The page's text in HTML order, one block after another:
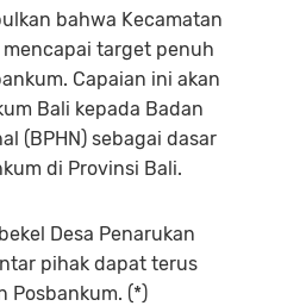
bahwa Kecamatan
target penuh
Capaian ini akan
Bali kepada Badan
(BPHN) sebagai dasar
di Provinsi Bali.
Desa Penarukan
pihak dapat terus
Posbankum. (*)